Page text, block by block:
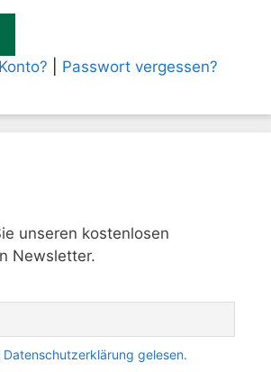
Passwort vergessen?
unseren kostenlosen
Newsletter.
gelesen.